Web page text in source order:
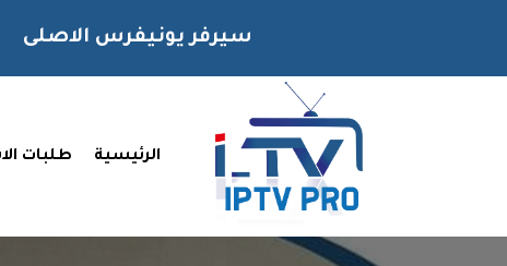
سيرفر يونيفرس الاصلى
الرئيسية طلبات